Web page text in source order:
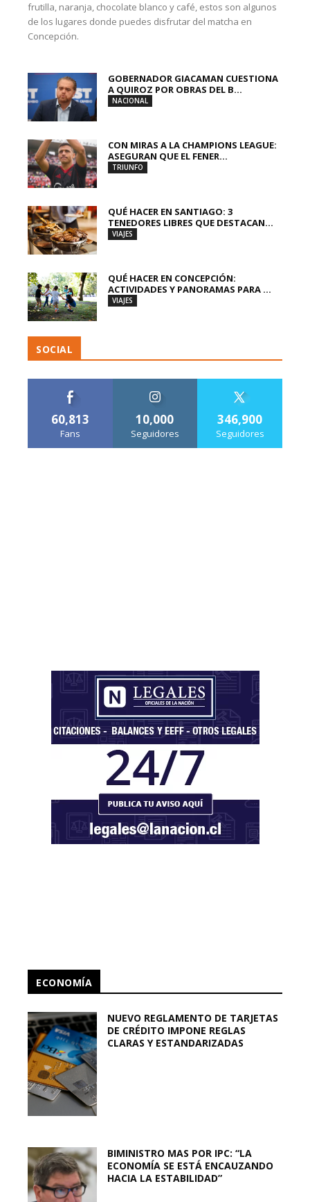
frutilla, naranja, chocolate blanco y café, estos son algunos
de los lugares donde puedes disfrutar del matcha en
Concepción.
GOBERNADOR GIACAMAN CUESTIONA
A QUIROZ POR OBRAS DEL B...
NACIONAL
CON MIRAS A LA CHAMPIONS LEAGUE:
ASEGURAN QUE EL FENER...
TRIUNFO
QUÉ HACER EN SANTIAGO: 3
TENEDORES LIBRES QUE DESTACAN...
VIAJES
QUÉ HACER EN CONCEPCIÓN:
ACTIVIDADES Y PANORAMAS PARA ...
VIAJES
SOCIAL
60,813
Fans
10,000
Seguidores
346,900
Seguidores
ECONOMÍA
NUEVO REGLAMENTO DE TARJETAS
DE CRÉDITO IMPONE REGLAS
CLARAS Y ESTANDARIZADAS
BIMINISTRO MAS POR IPC: “LA
ECONOMÍA SE ESTÁ ENCAUZANDO
HACIA LA ESTABILIDAD”